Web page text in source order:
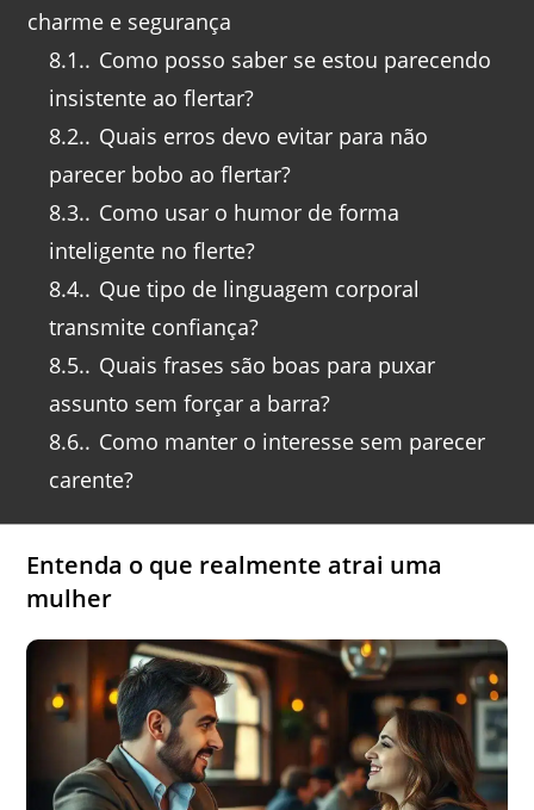
charme e segurança
8.1. Como posso saber se estou parecendo
insistente ao flertar?
8.2. Quais erros devo evitar para não
parecer bobo ao flertar?
8.3. Como usar o humor de forma
inteligente no flerte?
8.4. Que tipo de linguagem corporal
transmite confiança?
8.5. Quais frases são boas para puxar
assunto sem forçar a barra?
8.6. Como manter o interesse sem parecer
carente?
Entenda o que realmente atrai uma
mulher